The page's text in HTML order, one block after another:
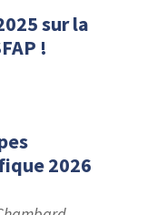
sur la
!
2026